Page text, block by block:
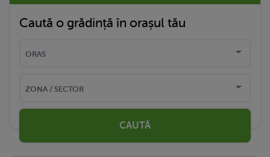
Caută o grădință în orașul tău
CAUTĂ